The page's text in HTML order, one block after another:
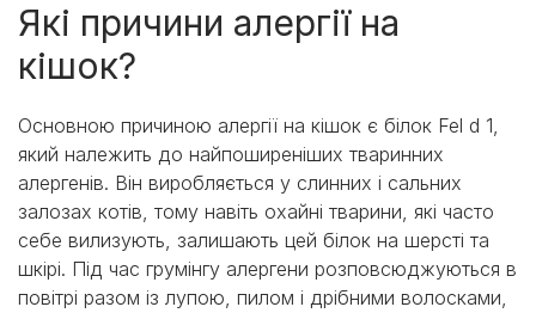
Які причини алергії на
кішок?
Основною причиною алергії на кішок є білок Fel d 1,
який належить до найпоширеніших тваринних
алергенів. Він виробляється у слинних і сальних
залозах котів, тому навіть охайні тварини, які часто
себе вилизують, залишають цей білок на шерсті та
шкірі. Під час грумінгу алергени розповсюджуються в
повітрі разом із лупою, пилом і дрібними волосками,